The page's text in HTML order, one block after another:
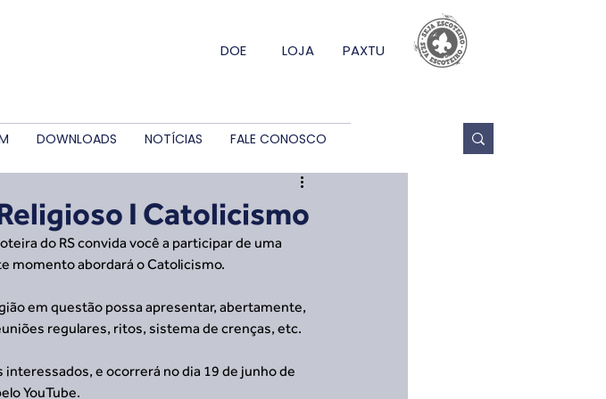
DOE LOJA PAXTU
DOWNLOADS NOTÍCIAS FALE CONOSCO
I Catolicismo
do RS convida você a participar de uma
momento abordará o Catolicismo.
em questão possa apresentar, abertamente,
regulares, ritos, sistema de crenças, etc.
e ocorrerá no dia 19 de junho de
YouTube.